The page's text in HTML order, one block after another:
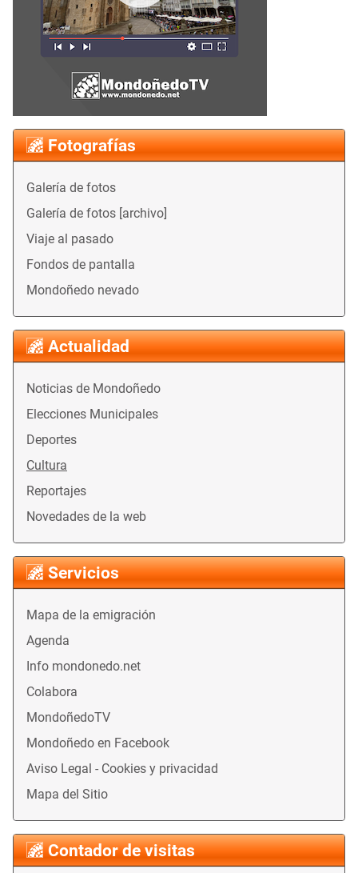
Fotografías
Galería de fotos
Galería de fotos [archivo]
Viaje al pasado
Fondos de pantalla
Mondoñedo nevado
Actualidad
Noticias de Mondoñedo
Elecciones Municipales
Deportes
Cultura
Reportajes
Novedades de la web
Servicios
Mapa de la emigración
Agenda
Info mondonedo.net
Colabora
MondoñedoTV
Mondoñedo en Facebook
Aviso Legal - Cookies y privacidad
Mapa del Sitio
Contador de visitas